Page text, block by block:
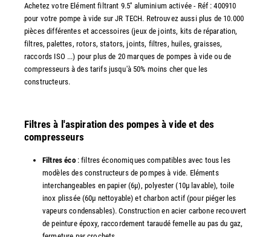
Achetez votre Elément filtrant 9.5'' aluminium activée - Réf : 400910
pour votre pompe à vide sur JR TECH. Retrouvez aussi plus de 10.000
pièces différentes et accessoires (jeux de joints, kits de réparation,
filtres, palettes, rotors, stators, joints, filtres, huiles, graisses,
raccords ISO ...) pour plus de 20 marques de pompes à vide ou de
compresseurs à des tarifs jusqu'à 50% moins cher que les
constructeurs.
Filtres à l'aspiration des pompes à vide et des
compresseurs
Filtres éco: filtres économiques compatibles avec tous les
modèles des constructeurs de pompes à vide. Eléments
interchangeables en papier (6µ), polyester (10µ lavable), toile
inox plissée (60µ nettoyable) et charbon actif (pour piéger les
vapeurs condensables). Construction en acier carbone recouvert
de peinture époxy, raccordement taraudé femelle au pas du gaz,